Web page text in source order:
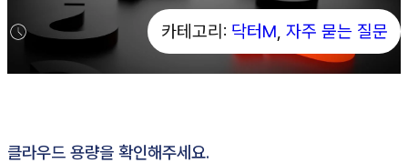
기
카테고리: 닥터M, 자주 묻는 질문
클라우드 용량을 확인해주세요.